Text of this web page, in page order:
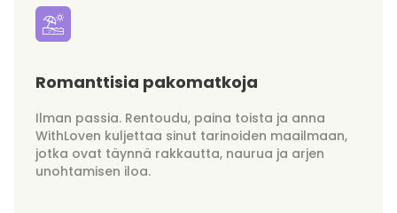
Romanttisia pakomatkoja
Ilman passia. Rentoudu, paina toista ja anna
WithLoven kuljettaa sinut tarinoiden maailmaan,
jotka ovat täynnä rakkautta, naurua ja arjen
unohtamisen iloa.